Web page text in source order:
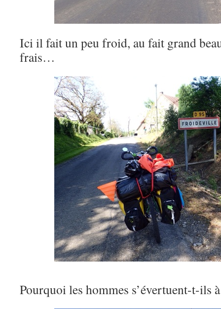
Ici il fait un peu froid, au fait grand
frais…
Pourquoi les hommes s’évertuent-t-ils